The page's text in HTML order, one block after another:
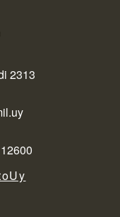
2313